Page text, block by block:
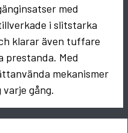
med
i slitstarka
klarar även tuffare
Med
mekanismer
gång.